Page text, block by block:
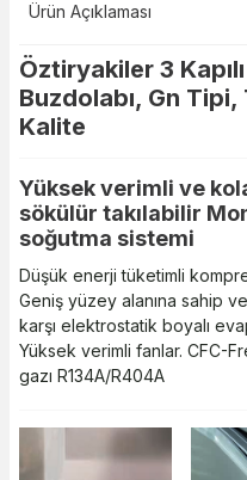
Ürün Açıklaması
Öztiryakiler 3
Buzdolabı, Gn
Kalite
Yüksek verimli ve
sökülür takılabilir
soğutma sistemi
Düşük enerji tüketimli
Geniş yüzey alanına sahip
karşı elektrostatik boyalı
Yüksek verimli fanlar. CFC-
gazı R134A/R404A​​​​​​​